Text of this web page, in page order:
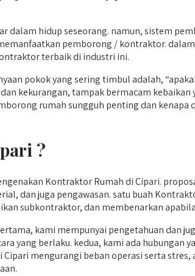
dalam hidup seseorang. namun, sistem
pemborong / kontraktor.
terbaik di industri ini.
pokok yang sering timbul adalah,
kekurangan, tampak bermacam
rumah sungguh penting dan kenapa
?
Kontraktor Rumah di Cipari.
dan juga pengawasan. satu buah
subkontraktor, dan membenarkan
kami mempunyai pengetahuan dan
yang berlaku. kedua, kami ada
mengurangi beban operasi serta